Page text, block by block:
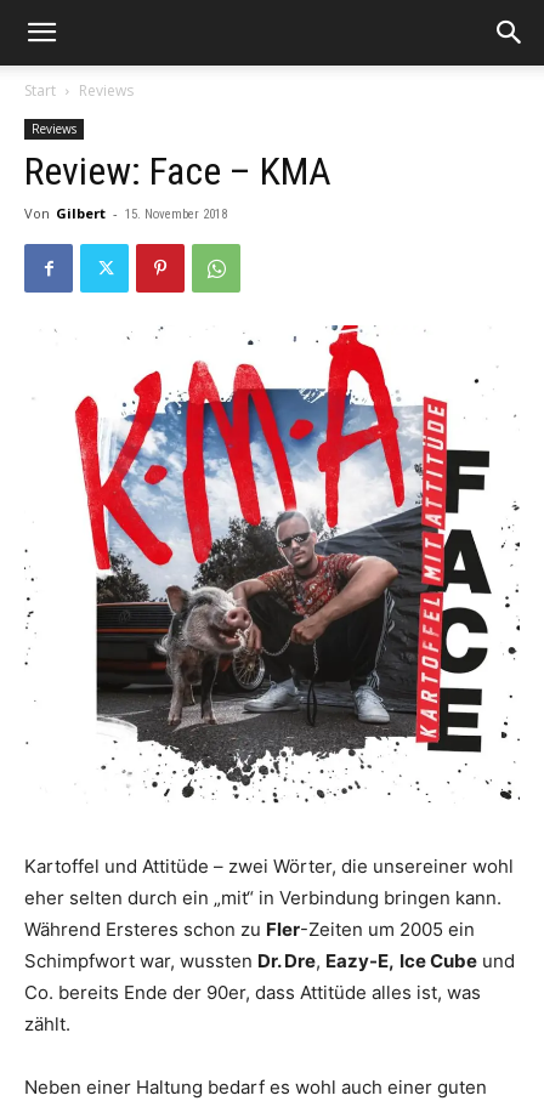
Start Reviews
Reviews
Review: Face – KMA
Von Gilbert - 15. November 2018
Kartoffel und Attitüde – zwei Wörter, die unsereiner wohl
eher selten durch ein „mit“ in Verbindung bringen kann.
Während Ersteres schon zu Fler-Zeiten um 2005 ein
Schimpfwort war, wussten Dr. Dre, Eazy-E, Ice Cube und
Co. bereits Ende der 90er, dass Attitüde alles ist, was
zählt.
Neben einer Haltung bedarf es wohl auch einer guten